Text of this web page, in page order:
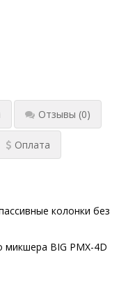
Отзывы (0)
Оплата
колонки без
микшера BIG PMX-4D